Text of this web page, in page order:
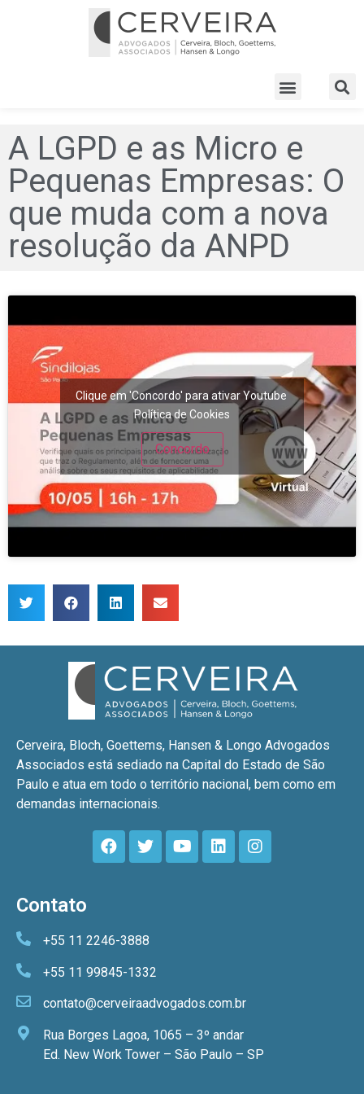
A LGPD e as Micro e
Pequenas Empresas: O
que muda com a nova
resolução da ANPD
Clique em 'Concordo' para ativar Youtube
Política de Cookies
Concordo
Cerveira, Bloch, Goettems, Hansen & Longo Advogados
Associados está sediado na Capital do Estado de São
Paulo e atua em todo o território nacional, bem como em
demandas internacionais.
Contato
+55 11 2246-3888
+55 11 99845-1332
contato@cerveiraadvogados.com.br
Rua Borges Lagoa, 1065 – 3º andar
Ed. New Work Tower – São Paulo – SP